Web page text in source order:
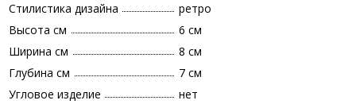
Стилистика дизайна
ретро
Высота см
6 см
Ширина см
8 см
Глубина см
7 см
Угловое изделие
нет